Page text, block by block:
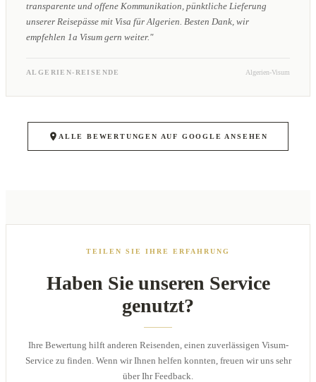
transparente und offene Kommunikation, pünktliche Lieferung
unserer Reisepässe mit Visa für Algerien. Besten Dank, wir
empfehlen 1a Visum gern weiter."
ALGERIEN-REISENDE Algerien-Visum
ALLE BEWERTUNGEN AUF GOOGLE ANSEHEN
TEILEN SIE IHRE ERFAHRUNG
Haben Sie unseren Service
genutzt?
Ihre Bewertung hilft anderen Reisenden, einen zuverlässigen Visum-
Service zu finden. Wenn wir Ihnen helfen konnten, freuen wir uns sehr
über Ihr Feedback.